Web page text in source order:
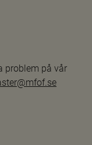
problem på vår